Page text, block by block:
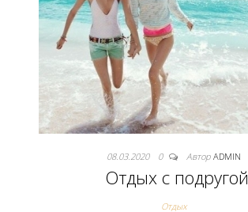
08.03.2020 0 Автор ADMIN
Отдых с подругой
Отдых